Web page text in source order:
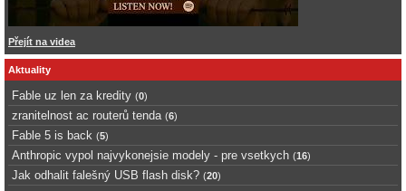
Přejít na videa
Aktuality
Fable uz len za kredity (0)
zranitelnost ac routerů tenda (6)
Fable 5 is back (5)
Anthropic vypol najvykonejsie modely - pre vsetkych (16)
Jak odhalit falešný USB flash disk? (20)